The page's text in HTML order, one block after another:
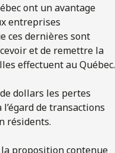
ont un avantage
entreprises
ces dernières sont
et de remettre la
effectuent au Québec.
dollars les pertes
de transactions
résidents.
proposition contenue